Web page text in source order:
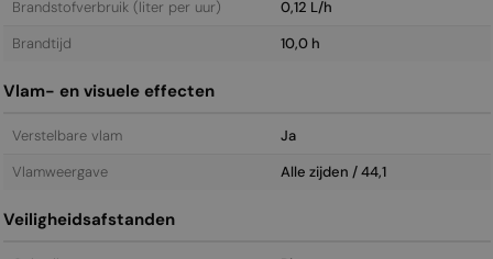
Brandstofverbruik (liter per uur)
0,12 L/h
Brandtijd
10,0 h
Vlam- en visuele effecten
Verstelbare vlam
Ja
Vlamweergave
Alle zijden / 44,1
Veiligheidsafstanden